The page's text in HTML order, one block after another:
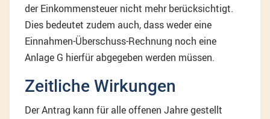
der Einkommensteuer nicht mehr berücksichtigt.
Dies bedeutet zudem auch, dass weder eine
Einnahmen-Überschuss-Rechnung noch eine
Anlage G hierfür abgegeben werden müssen.
Zeitliche Wirkungen
Der Antrag kann für alle offenen Jahre gestellt